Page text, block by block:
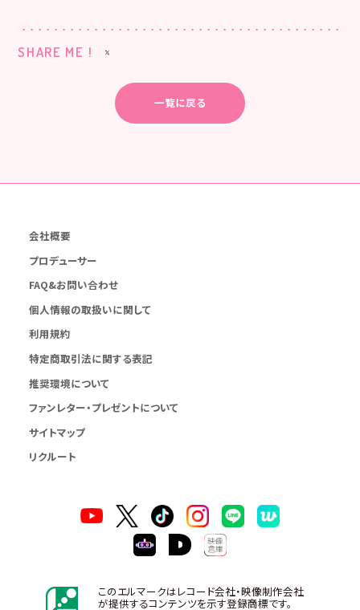
SHARE ME !
一覧に戻る
会社概要
プロデューサー
FAQ&お問い合わせ
個人情報の取扱いに関して
利用規約
特定商取引法に関する表記
推奨環境について
ファンレター・プレゼントについて
サイトマップ
リクルート
このエルマークはレコード会社・映像制作会社
が提供するコンテンツを示す登録商標です。